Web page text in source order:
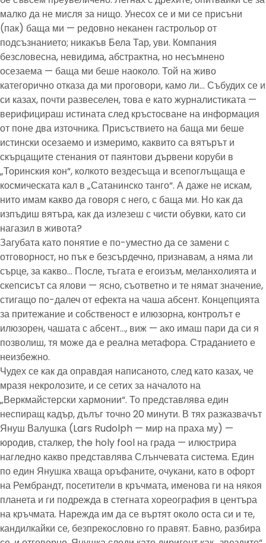
малко да не мисля за нищо. Унесох се и ми се присъни
(пак) баща ми — редовно неканен гастрольор от
подсъзнанието; никакъв Бела Тар, уви. Компания
безсловесна, невидима, абстрактна, но несъмнено
осезаема — баща ми беше наоколо. Той на живо
категорично отказа да ми проговори, камо ли… Събудих се и
си казах, почти развеселен, това е като журналистиката —
верифицираш истината след кръстосване на информация
от поне два източника. Присъствието на баща ми беше
истински осезаемо и измеримо, каквито са вятърът и
скърцащите стенания от паянтови дървени коруби в
„Торинския кон“, колкото вездесъща и всепоглъщаща е
космическата кал в „Сатанинско танго“. А даже не искам,
нито имам какво да говоря с него, с баща ми. Но как да
изпъдиш вятъра, как да излезеш с чисти обувки, като си
нагазил в живота?
Загубата като понятие е по-уместно да се замени с
отговорност, но пък е безсърдечно, признавам, а няма ли
сърце, за какво… После, тъгата е егоизъм, меланхолията и
скепсисът са ялови — ясно, съответно и те нямат значение,
стигащо по-далеч от ефекта на чаша абсент. Концепцията
за притежание и собственост е илюзорна, контролът е
илюзорен, чашата с абсент…, виж — ако имаш пари да си я
позволиш, тя може да е реална метафора. Страданието е
неизбежно.
Чудех се как да оправдая написаното, след като казах, че
мразя некролозите, и се сетих за началото на
„Веркмайстерски хармонии“. То представлява един
неспиращ кадър, дълъг точно 20 минути. В тях разказвачът
Януш Валушка (Lars Rudolph — мир на праха му) —
юродив, сталкер, the holy fool на града — илюстрира
нагледно какво представлява Слънчевата система. Един
по един Янушка хваща оръфаните, очукани, като в офорт
на Рембрандт, посетители в кръчмата, именова ги на някоя
планета и ги подрежда в стегната хореография в центъра
на кръчмата. Нарежда им да се въртят около оста си и те,
кандилкайки се, безпрекословно го правят. Бавно, разбира